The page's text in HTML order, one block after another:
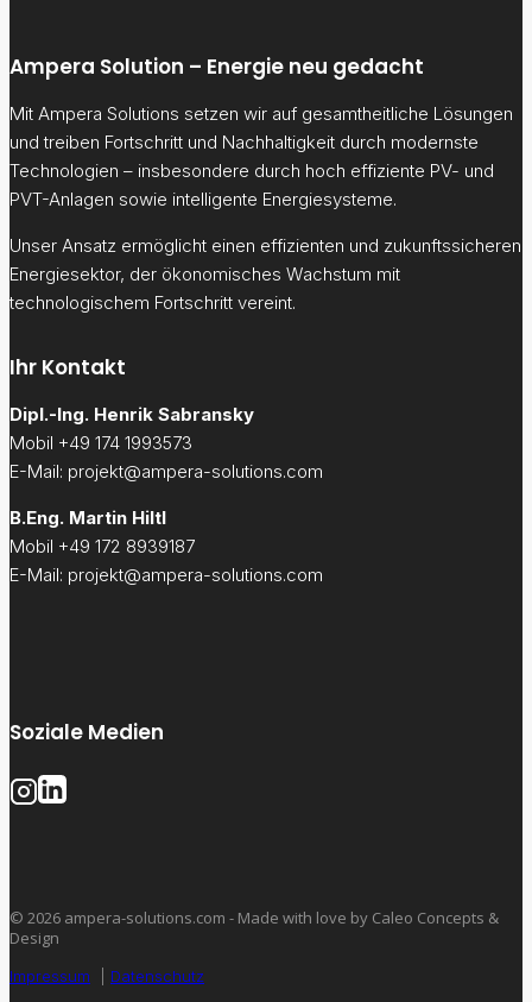
Ampera Solution – Energie neu gedacht
Mit Ampera Solutions setzen wir auf gesamtheitliche Lösungen
und treiben Fortschritt und Nachhaltigkeit durch modernste
Technologien – insbesondere durch hoch effiziente PV- und
PVT-Anlagen sowie intelligente Energiesysteme.
Unser Ansatz ermöglicht einen effizienten und zukunftssicheren
Energiesektor, der ökonomisches Wachstum mit
technologischem Fortschritt vereint.
Ihr Kontakt
Dipl.-Ing. Henrik Sabransky
Mobil +49 174 1993573
E-Mail: projekt@ampera-solutions.com
B.Eng. Martin Hiltl
Mobil +49 172 8939187
E-Mail: projekt@ampera-solutions.com
Soziale Medien
© 2026 ampera-solutions.com - Made with love by Caleo Concepts &
Design
Impressum Datenschutz